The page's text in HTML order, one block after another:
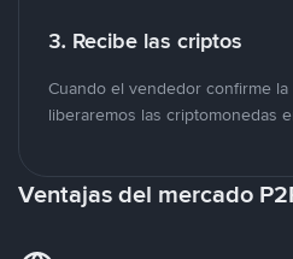
3. Recibe las criptos
Cuando el vendedor confirme
liberaremos las criptomonedas
Ventajas del mercado